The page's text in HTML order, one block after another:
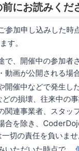
にお読みくだ
参加申し込みした時
す。
で、開催中の参加者
動画が公開される場
開催中などで発生し
の損壊、往来中の
関連事業者、スタッ
合を除き、
切の責任を負いませ